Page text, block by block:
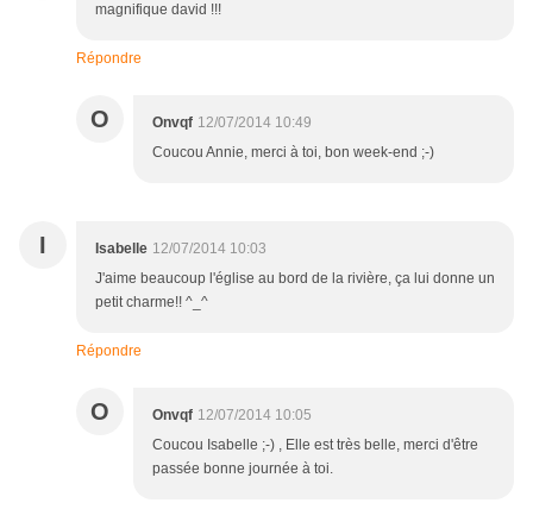
magnifique david !!!
Répondre
O Onvqf 12/07/2014 10:49
Coucou Annie, merci à toi, bon week-end ;-)
I Isabelle 12/07/2014 10:03
J'aime beaucoup l'église au bord de la rivière, ça lui donne un
petit charme!! ^_^
Répondre
O Onvqf 12/07/2014 10:05
Coucou Isabelle ;-) , Elle est très belle, merci d'être
passée bonne journée à toi.